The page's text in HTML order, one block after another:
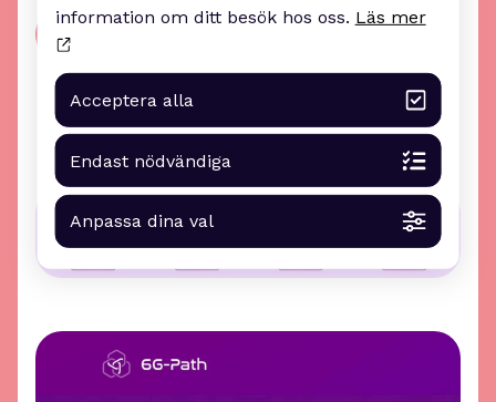
Anmäld dig till seminariet
information om ditt besök hos oss. Läs mer
Acceptera alla
Endast nödvändiga
Anpassa dina val